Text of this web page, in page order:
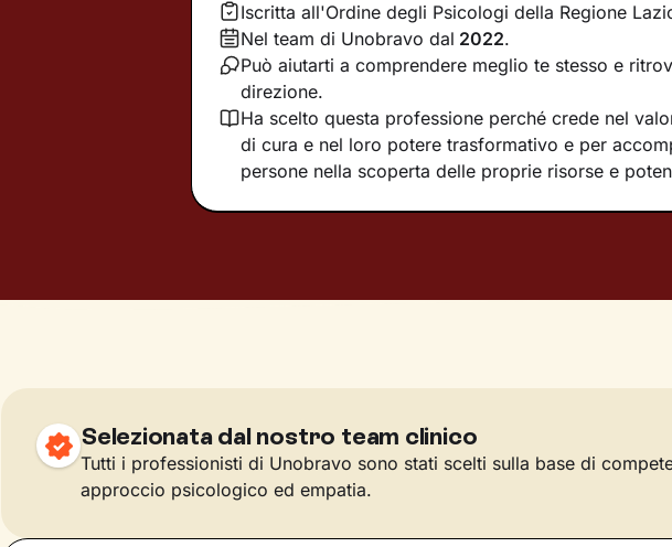
Iscritta all'Ordine degli Psicologi della Regione
Nel team di Unobravo dal 2022.
Può aiutarti a comprendere meglio te stesso e
direzione.
Ha scelto questa professione perché crede nel
di cura e nel loro potere trasformativo e per
persone nella scoperta delle proprie risorse e
Selezionata dal nostro team clinico
Tutti i professionisti di Unobravo sono stati scelti sulla base di
approccio psicologico ed empatia.